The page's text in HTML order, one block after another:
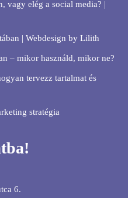
vagy elég a social media? |
| Webdesign by Lilith
– mikor használd, mikor ne?
tervezz tartalmat és
stratégia
6.